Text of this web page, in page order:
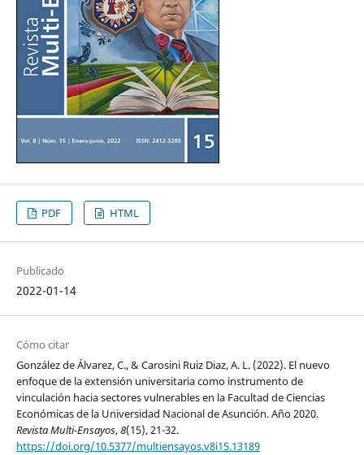
PDF HTML
Publicado
2022-01-14
Cómo citar
González de Álvarez, C., & Carosini Ruiz Diaz, A. L. (2022). El nuevo
enfoque de la extensión universitaria como instrumento de
vinculación hacia sectores vulnerables en la Facultad de Ciencias
Económicas de la Universidad Nacional de Asunción. Año 2020.
Revista Multi-Ensayos,8(15), 21-32.
https://doi.org/10.5377/multiensayos.v8i15.13189